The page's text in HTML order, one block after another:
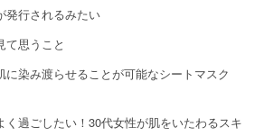
発行されるみたい
て思うこと
染み渡らせることが可能なシートマスク
く過ごしたい！30代女性が肌をいたわるスキ